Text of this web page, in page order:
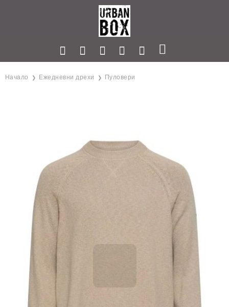
Начало Ежедневни дрехи Пуловери